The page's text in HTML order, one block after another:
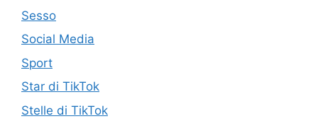
Sesso
Social Media
Sport
Star di TikTok
Stelle di TikTok